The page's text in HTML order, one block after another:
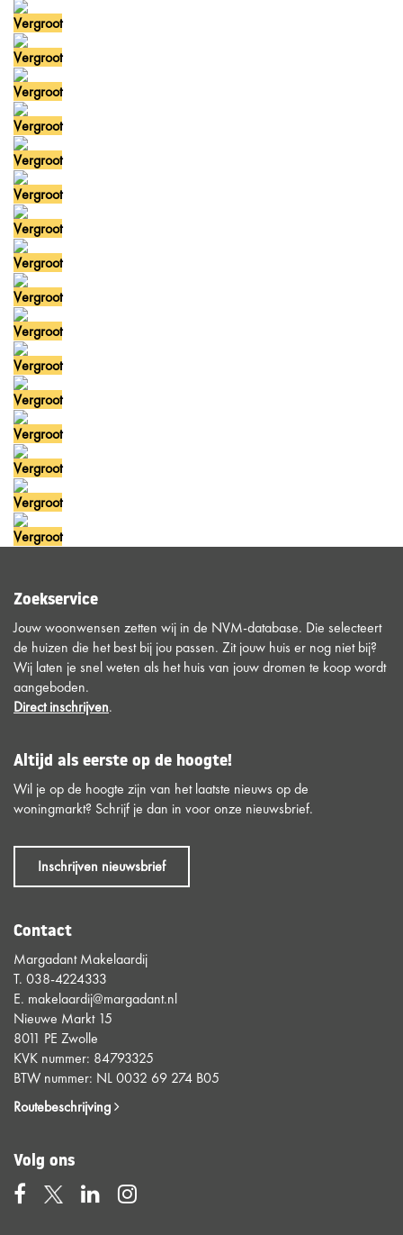
Vergroot
Vergroot
Vergroot
Vergroot
Vergroot
Vergroot
Vergroot
Vergroot
Vergroot
Vergroot
Vergroot
Vergroot
Vergroot
Vergroot
Vergroot
Vergroot
Zoekservice
Jouw woonwensen zetten wij in de NVM-database. Die selecteert
de huizen die het best bij jou passen. Zit jouw huis er nog niet bij?
Wij laten je snel weten als het huis van jouw dromen te koop wordt
aangeboden.
Direct inschrijven.
Altijd als eerste op de hoogte!
Wil je op de hoogte zijn van het laatste nieuws op de
woningmarkt? Schrijf je dan in voor onze nieuwsbrief.
Inschrijven nieuwsbrief
Contact
Margadant Makelaardij
T. 038-4224333
E. makelaardij@margadant.nl
Nieuwe Markt 15
8011 PE Zwolle
KVK nummer: 84793325
BTW nummer: NL 0032 69 274 B05
Routebeschrijving
Volg ons